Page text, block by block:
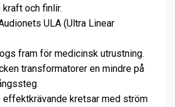
kraft och finlir.
ULA (Ultra Linear
fram för medicinsk utrustning.
transformatorer en mindre på
effektkrävande kretsar med ström